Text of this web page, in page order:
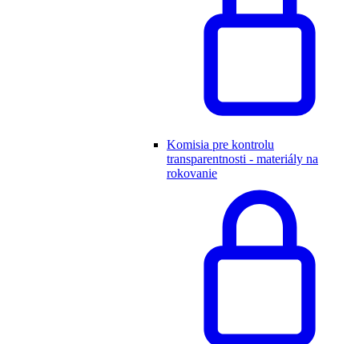
Komisia pre kontrolu
transparentnosti - materiály na
rokovanie